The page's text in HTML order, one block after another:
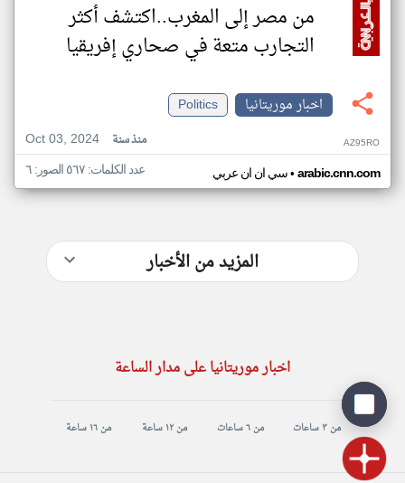
من مصر إلى المغرب..اكتشف أكثر
التجارب متعة في صحاري إفريقيا
اخبار موريتانيا
Politics
Oct 03, 2024
منذ سنة AZ95RO
سي ان ان عربي• arabic.cnn.com عدد الكلمات: ٥٦٧ الصور: ٦
المزيد من الأخبار
اخبار موريتانيا على مدار الساعة
من ٣ ساعات من ٦ ساعات من ١٢ ساعة من ١٦ ساعة